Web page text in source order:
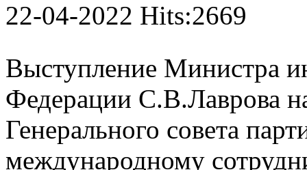
22-04-2022 Hits:2669
Выступление Министра
Федерации С.В.Лаврова
Генерального совета
международному